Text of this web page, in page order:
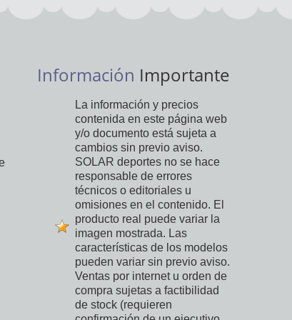
Información Importante
La información y precios
contenida en este página web
y/o documento está sujeta a
cambios sin previo aviso.
SOLAR deportes no se hace
responsable de errores
técnicos o editoriales u
omisiones en el contenido. El
producto real puede variar la
imagen mostrada. Las
características de los modelos
pueden variar sin previo aviso.
Ventas por internet u orden de
compra sujetas a factibilidad
de stock (requieren